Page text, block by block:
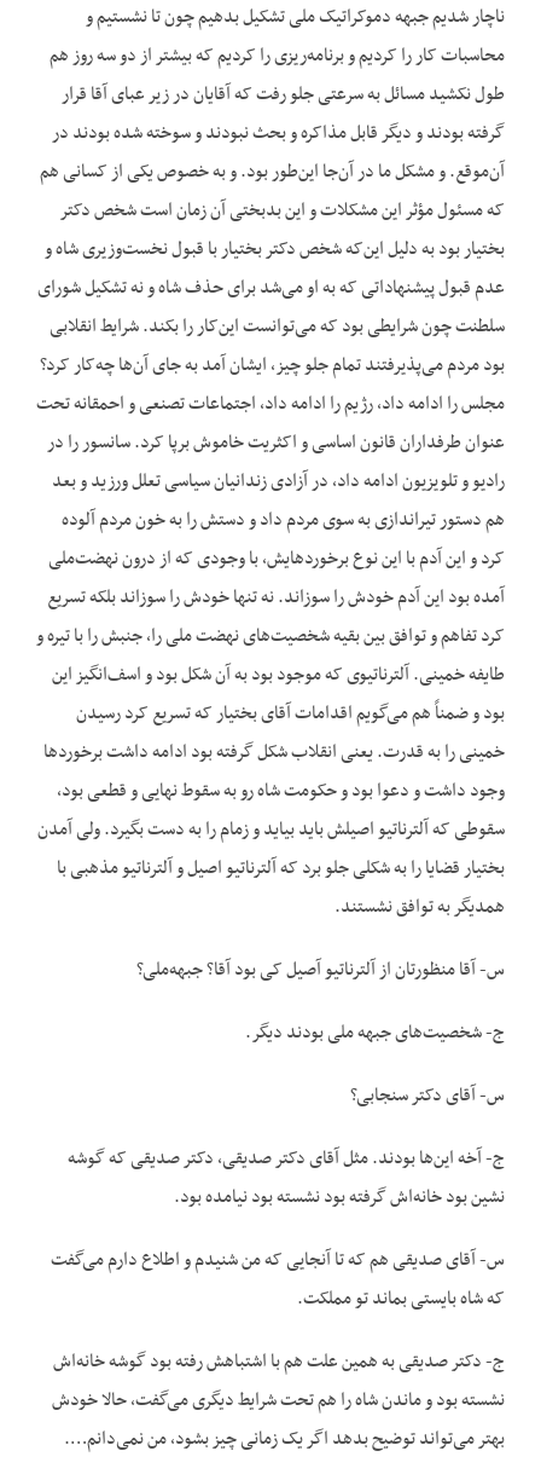
ناچار شدیم جبهه دموکراتیک ملی تشکیل بدهیم چون تا نشستیم و
محاسبات کار را کردیم و برنامه‌ریزی را کردیم که بیشتر از دو سه روز هم
طول نکشید مسائل به سرعتی جلو رفت که آقایان در زیر عبای آقا قرار
گرفته بودند و دیگر قابل مذاکره و بحث نبودند و سوخته شده بودند در
آن‌موقع. و مشکل ما در آن‌جا این‌طور بود. و به خصوص یکی از کسانی هم
که مسئول مؤثر این مشکلات و این بدبختی آن زمان است شخص دکتر
بختیار بود به دلیل این‌که شخص دکتر بختیار با قبول نخست‌وزیری شاه و
عدم قبول پیشنهاداتی که به او می‌شد برای حذف شاه و نه تشکیل شورای
سلطنت چون شرایطی بود که می‌توانست این‌کار را بکند. شرایط انقلابی
بود مردم می‌پذیرفتند تمام جلو چیز، ایشان آمد به جای آن‌ها چه‌کار کرد؟
مجلس را ادامه داد، رژیم را ادامه داد، اجتماعات تصنعی و احمقانه تحت
عنوان طرفداران قانون اساسی و اکثریت خاموش برپا کرد. سانسور را در
رادیو و تلویزیون ادامه داد، در آزادی زندانیان سیاسی تعلل ورزید و بعد
هم دستور تیراندازی به سوی مردم داد و دستش را به خون مردم آلوده
کرد و این آدم با این نوع برخوردهایش، با وجودی که از درون نهضت‌ملی
آمده بود این آدم خودش را سوزاند. نه تنها خودش را سوزاند بلکه تسریع
کرد تفاهم و توافق بین بقیه شخصیت‌های نهضت ملی را، جنبش را با تیره و
طایفه خمینی. آلترناتیوی که موجود بود به آن شکل بود و اسف‌انگیز این
بود و ضمناً هم می‌گویم اقدامات آقای بختیار که تسریع کرد رسیدن
خمینی را به قدرت. یعنی انقلاب شکل گرفته بود ادامه داشت برخوردها
وجود داشت و دعوا بود و حکومت‌ شاه رو به سقوط نهایی و قطعی بود،
سقوطی که آلترناتیو اصیلش باید بیاید و زمام را به دست بگیرد. ولی آمدن
بختیار قضایا را به شکلی جلو برد که آلترناتیو اصیل و آلترناتیو مذهبی با
همدیگر به توافق نشستند.
س- آقا منظورتان از آلترناتیو آصیل کی بود آقا؟ جبهه‌ملی؟
ج- شخصیت‌های جبهه ملی بودند دیگر.
س- آقای دکتر سنجابی؟
ج- آخه این‌ها بودند. مثل آقای دکتر صدیقی، دکتر صدیقی که گوشه
نشین بود خانه‌اش گرفته بود نشسته بود نیامده بود.
س- آقای صدیقی هم که تا آنجایی که من شنیدم و اطلاع دارم می‌گفت
که شاه بایستی بماند تو مملکت.
ج- دکتر صدیقی به همین علت هم با اشتباهش رفته بود گوشه خانه‌اش
نشسته بود و ماندن شاه را هم تحت شرایط دیگری می‌گفت، حالا خودش
بهتر می‌تواند توضیح بدهد اگر یک زمانی چیز بشود، من نمی‌دانم….